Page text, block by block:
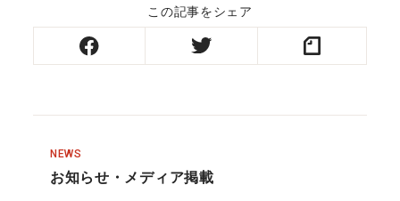
この記事をシェア
NEWS
お知らせ・メディア掲載